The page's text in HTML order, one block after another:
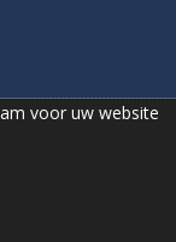
voor uw website